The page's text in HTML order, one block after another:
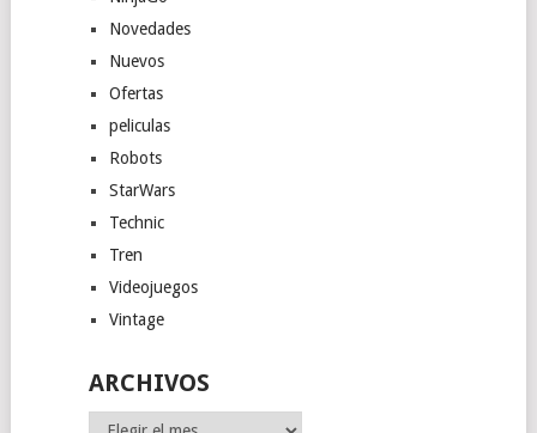
Novedades
Nuevos
Ofertas
peliculas
Robots
StarWars
Technic
Tren
Videojuegos
Vintage
ARCHIVOS
Archivos